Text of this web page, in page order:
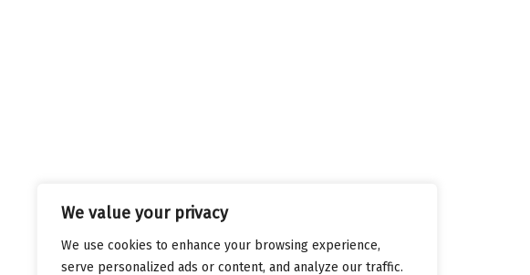
We value your privacy
We use cookies to enhance your browsing experience,
serve personalized ads or content, and analyze our traffic.